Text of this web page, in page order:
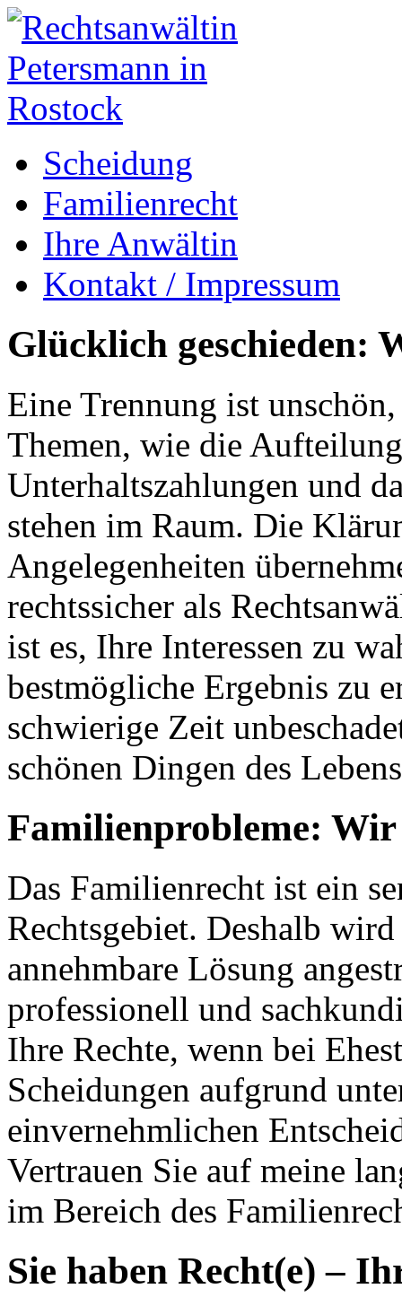
Scheidung
Familienrecht
Ihre Anwältin
Kontakt / Impressum
Glücklich geschieden:
Eine Trennung ist
Themen, wie die
Unterhaltszahlungen und
stehen im Raum. Die
Angelegenheiten
rechtssicher als
ist es, Ihre Interessen zu
bestmögliche Ergebnis zu
schwierige Zeit
schönen Dingen des
Familienprobleme: Wir
Das Familienrecht ist ein
Rechtsgebiet. Deshalb
annehmbare Lösung
professionell und
Ihre Rechte, wenn bei
Scheidungen aufgrund
einvernehmlichen
Vertrauen Sie auf meine
im Bereich des
Sie haben Recht(e) –